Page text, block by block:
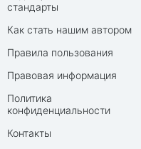
стандарты
Как стать нашим автором
Правила пользования
Правовая информация
Политика
конфиденциальности
Контакты